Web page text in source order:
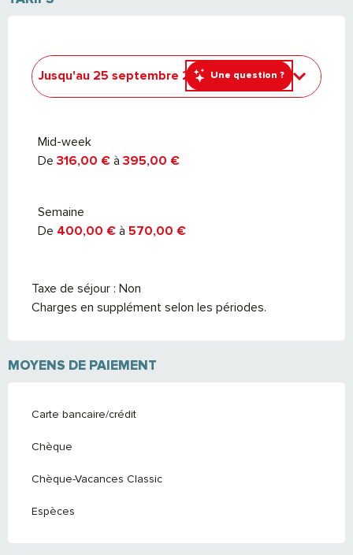
Une question ?
Jusqu'au 25 septembre 2026
Mid-week
De 316,00 € à 395,00 €
Semaine
De 400,00 € à 570,00 €
Taxe de séjour : Non
Charges en supplément selon les périodes.
MOYENS DE PAIEMENT
Carte bancaire/crédit
Chèque
Chèque-Vacances Classic
Espèces